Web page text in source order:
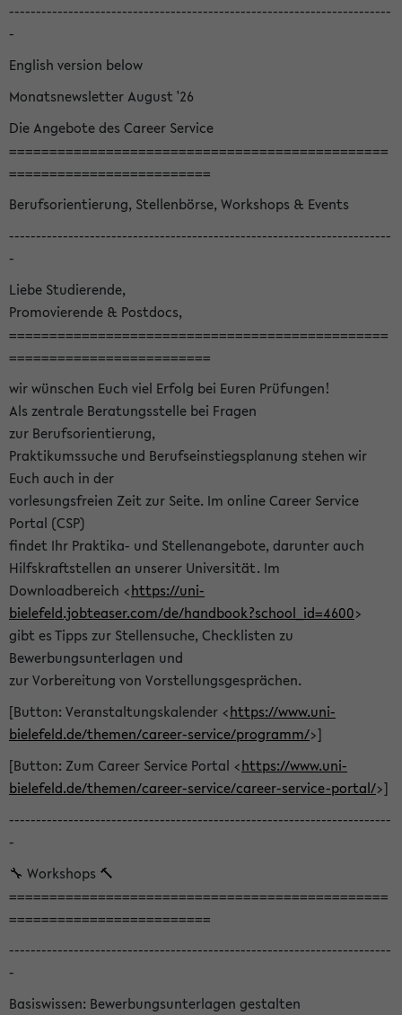
-----------------------------------------------------------------------
-
English version below
Monatsnewsletter August '26
Die Angebote des Career Service
===============================================
=========================
Berufsorientierung, Stellenbörse, Workshops & Events
-----------------------------------------------------------------------
-
Liebe Studierende,
Promovierende & Postdocs,
===============================================
=========================
wir wünschen Euch viel Erfolg bei Euren Prüfungen!
Als zentrale Beratungsstelle bei Fragen
zur Berufsorientierung,
Praktikumssuche und Berufseinstiegsplanung stehen wir
Euch auch in der
vorlesungsfreien Zeit zur Seite. Im online Career Service
Portal (CSP)
findet Ihr Praktika- und Stellenangebote, darunter auch
Hilfskraftstellen an unserer Universität. Im
Downloadbereich <https://uni-
bielefeld.jobteaser.com/de/handbook?school_id=4600>
gibt es Tipps zur Stellensuche, Checklisten zu
Bewerbungsunterlagen und
zur Vorbereitung von Vorstellungsgesprächen.
[Button: Veranstaltungskalender <https://www.uni-
bielefeld.de/themen/career-service/programm/>]
[Button: Zum Career Service Portal <https://www.uni-
bielefeld.de/themen/career-service/career-service-portal/>]
-----------------------------------------------------------------------
-
🔧 Workshops 🔨
===============================================
=========================
-----------------------------------------------------------------------
-
Basiswissen: Bewerbungsunterlagen gestalten